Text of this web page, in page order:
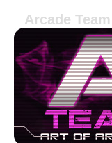
Arcade